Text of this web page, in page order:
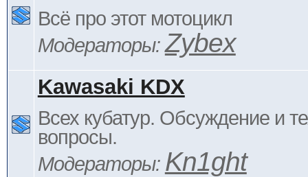
Всё про этот мотоцикл
Модераторы:Zybex
Kawasaki KDX
Всех кубатур. Обсуждение и
вопросы.
Модераторы: Kn1ght